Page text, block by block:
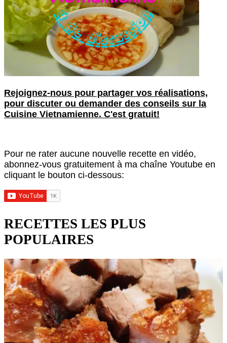
Rejoignez-nous pour partager vos réalisations,
pour discuter ou demander des conseils sur la
Cuisine Vietnamienne. C'est gratuit!
Pour ne rater aucune nouvelle recette en vidéo,
abonnez-vous gratuitement à ma chaîne Youtube en
cliquant le bouton ci-dessous:
RECETTES LES PLUS
POPULAIRES